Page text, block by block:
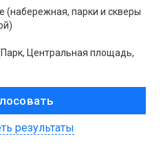
(набережная, парки и скверы
Центральная площадь,
результаты